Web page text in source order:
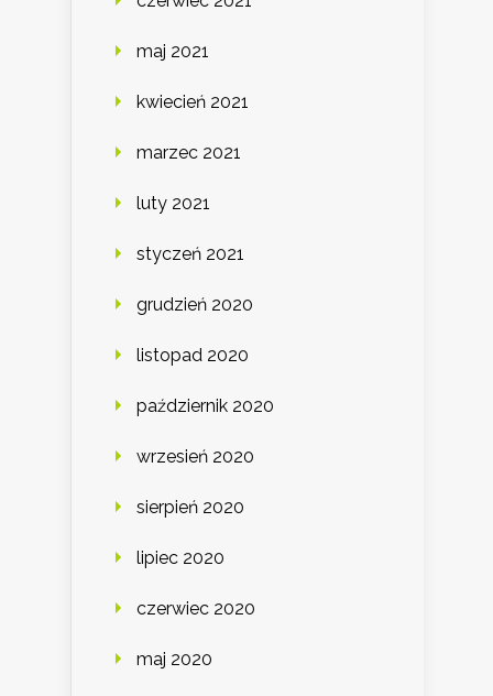
maj 2021
kwiecień 2021
marzec 2021
luty 2021
styczeń 2021
grudzień 2020
listopad 2020
październik 2020
wrzesień 2020
sierpień 2020
lipiec 2020
czerwiec 2020
maj 2020